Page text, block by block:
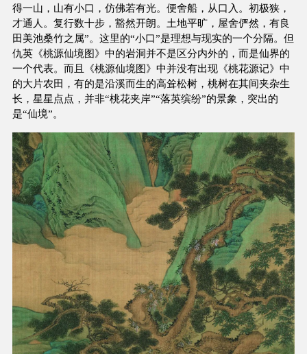
得一山，山有小口，仿佛若有光。便舍船，从口入。初极狭，
才通人。复行数十步，豁然开朗。土地平旷，屋舍俨然，有良
田美池桑竹之属”。这里的“小口”是理想与现实的一个分隔。但
仇英《桃源仙境图》中的岩洞并不是区分内外的，而是仙界的
一个代表。而且《桃源仙境图》中并没有出现《桃花源记》中
的大片农田，有的是沿溪而生的高耸松树，桃树在其间夹杂生
长，星星点点，并非“桃花夹岸”“落英缤纷”的景象，突出的
是“仙境”。